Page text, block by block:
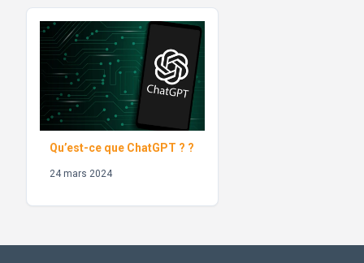
Qu’est-ce que ChatGPT ? ?
24 mars 2024